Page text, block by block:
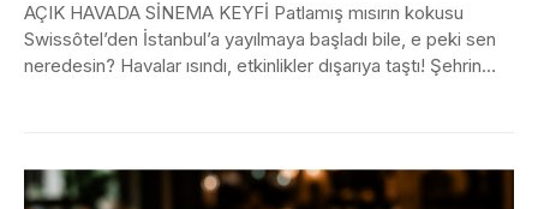
AÇIK HAVADA SİNEMA KEYFİ Patlamış mısırın kokusu
Swissôtel’den İstanbul’a yayılmaya başladı bile, e peki sen
neredesin? Havalar ısındı, etkinlikler dışarıya taştı! Şehrin